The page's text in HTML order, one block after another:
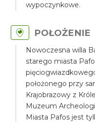
wypoczynkowe.
POŁOŻENIE
Nowoczesna willa
starego miasta
położonego przy
Krajobrazowy z
Muzeum
Miasta Pafos jest